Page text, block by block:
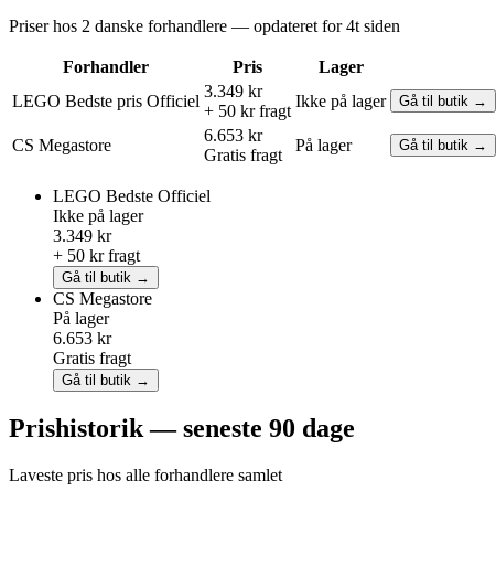
Priser hos 2 danske forhandlere — opdateret for 4t siden
Forhandler Pris
Lager
LEGO Bedste pris Officiel
3.349 kr
+ 50 kr fragt
Ikke på lager Gå til butik →
CS Megastore
6.653 kr
Gratis fragt
På lager Gå til butik →
LEGO Bedste Officiel
Ikke på lager
3.349 kr
+ 50 kr fragt
Gå til butik →
CS Megastore
På lager
6.653 kr
Gratis fragt
Gå til butik →
Prishistorik — seneste 90 dage
Laveste pris hos alle forhandlere samlet